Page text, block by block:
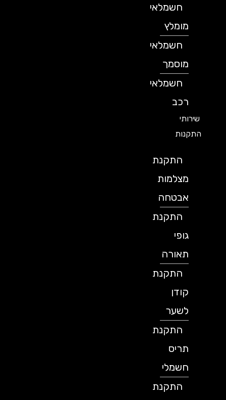
חשמלאי
מומלץ
חשמלאי
מוסמך
חשמלאי
שירותי
התקנות
התקנת
מצלמות
אבטחה
התקנת
תאורה
התקנת
לשער
התקנת
תריס
חשמלי
התקנת